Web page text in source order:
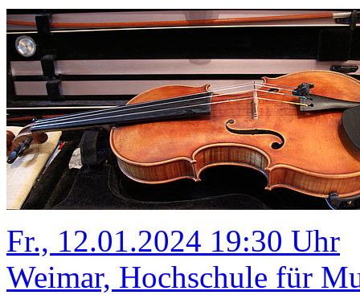
Fr., 12.01.2024 19:30 Uhr
Weimar, Hochschule für